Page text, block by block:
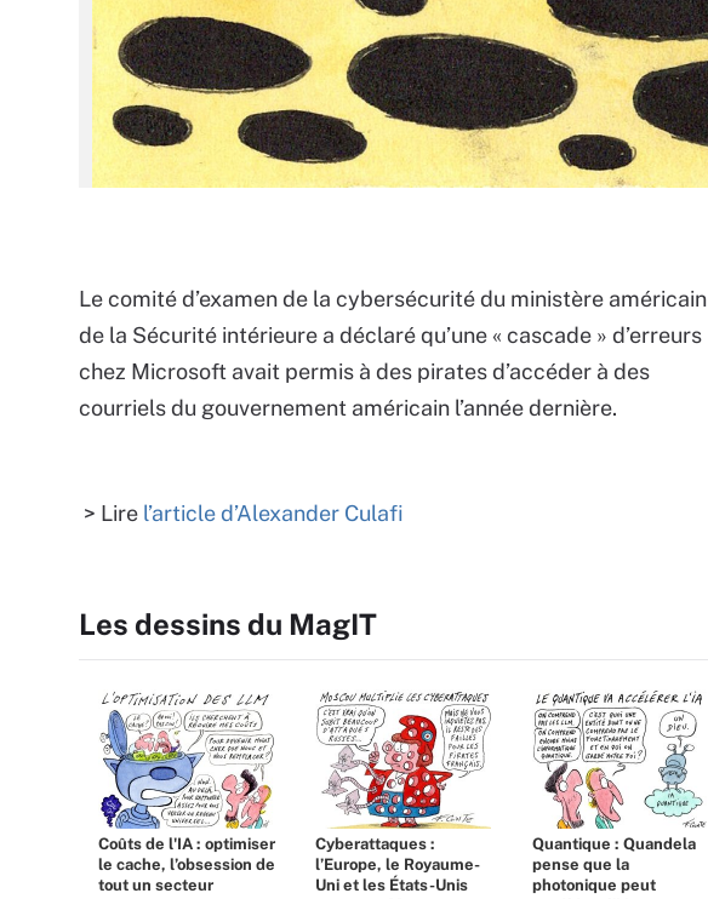
Le comité d’examen de la cybersécurité du ministère américain
de la Sécurité intérieure a déclaré qu’une « cascade » d’erreurs
chez Microsoft avait permis à des pirates d’accéder à des
courriels du gouvernement américain l’année dernière.
> Lire l’article d’Alexander Culafi
Les dessins du MagIT
Coûts de l'IA : optimiser
le cache, l’obsession de
tout un secteur
Cyberattaques :
l’Europe, le Royaume-
Uni et les États-Unis
Quantique : Quandela
pense que la
photonique peut